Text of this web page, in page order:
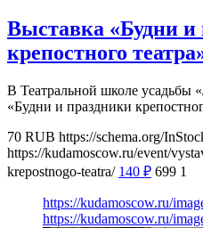
Выставка «Будни и
крепостного
В Театральной школе усадьбы
«Будни и праздники
70 RUB https://schema.org/
https://kudamoscow.ru/event/
krepostnogo-teatra/ 140 ₽ 699 1
https://kudamoscow.ru/
https://kudamoscow.ru/